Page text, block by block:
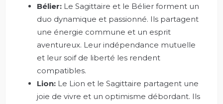
Bélier: Le Sagittaire et le Bélier forment un
duo dynamique et passionné. Ils partagent
une énergie commune et un esprit
aventureux. Leur indépendance mutuelle
et leur soif de liberté les rendent
compatibles.
Lion: Le Lion et le Sagittaire partagent une
joie de vivre et un optimisme débordant. Ils